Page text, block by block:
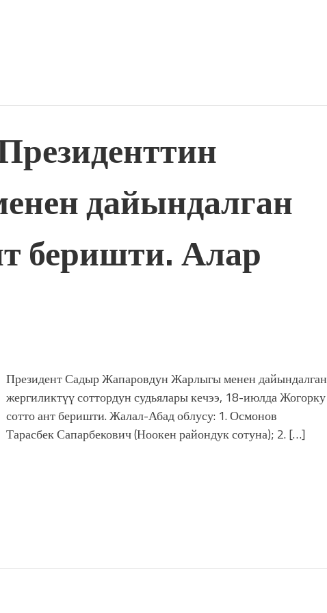
дайындалган
беришти. Алар
Президент Садыр Жапаровдун Жарлыгы менен дайындалган
жергиликтүү соттордун судьялары кечээ, 18-июлда Жогорку
сотто ант беришти. Жалал-Абад облусу: 1. Осмонов
Тарасбек Сапарбекович (Ноокен райондук сотуна); 2. […]